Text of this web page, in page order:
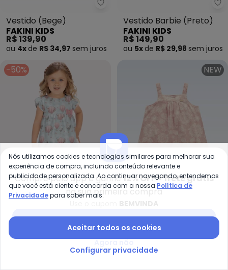
Fakini Kids - Vestido (Bege)
Vestido (Bege)
FAKINI KIDS
R$ 139,90
ou 4x de R$ 34,97 sem juros
Vestido Barbie (Preto)
FAKINI KIDS
R$ 149,90
ou 5x de R$ 29,98 sem juros
-50%
Vestido Infantil Menina
Balões Milon (Azul)
MILON
R$ 143,45R$ 286,90
R$ 35,86semjuros
NEW
Vestido (Rosa)
FAKINI KIDS
R$ 129,90
ou4xdeR$ 32,47
Compre pelo app e ganhe12% OFF + frete grátis
na sua primeira compra
Nós utilizamos cookies e tecnologias similares para melhorar sua
experiência de compra, incluindo conteúdo relevante e
publicidade personalizada. Ao continuar navegando, entendemos
que você está ciente e concorda com a nossa Política de
Privacidadepara saber mais.
Aceitar todos os cookies
Configurar privacidade